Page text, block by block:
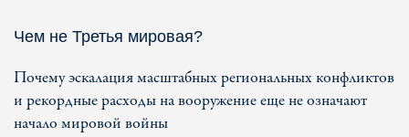
Чем не Третья мировая?
Почему эскалация масштабных региональных конфликтов
и рекордные расходы на вооружение еще не означают
начало мировой войны